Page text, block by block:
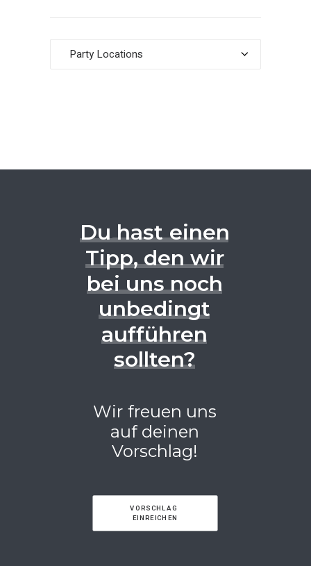
Weitere
Du hast einen
Tipp, den wir
bei uns noch
unbedingt
aufführen
sollten?
Wir freuen uns
auf deinen
Vorschlag!
VORSCHLAG
EINREICHEN